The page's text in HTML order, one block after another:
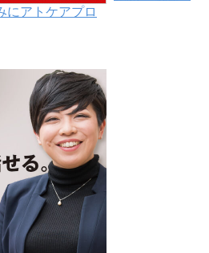
にアトケアプロ